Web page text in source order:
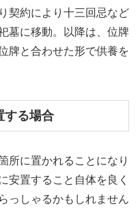
契約により十三回忌など
墓に移動。以降は、位牌
牌と合わせた形で供養を
する場合
所に置かれることになり
安置すること自体を良く
っしゃるかもしれません